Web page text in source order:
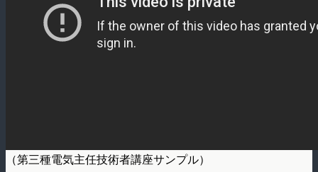
（第三種電気主任技術者講座サンプル）